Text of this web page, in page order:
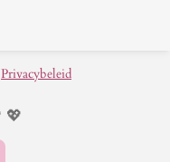
Privacybeleid
💖